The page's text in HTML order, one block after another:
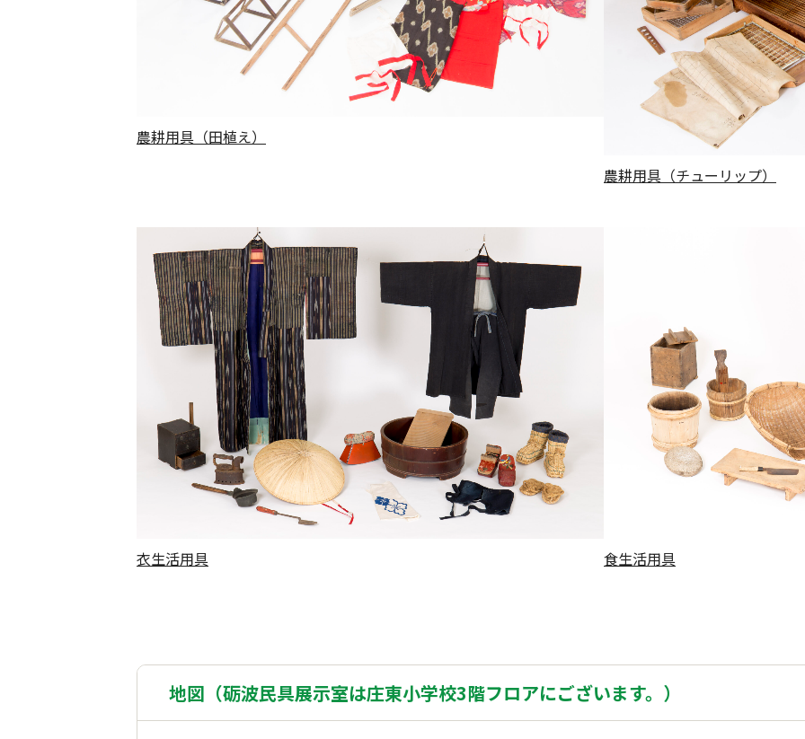
農耕用具（田植え）
農耕用具（チューリップ）
衣生活用具 食生活用具
地図（砺波民具展示室は庄東小学校3階フロアにございます。）